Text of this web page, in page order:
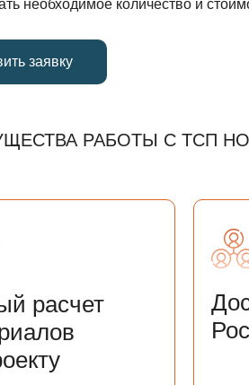
необходимое количество и
РАБОТЫ С ТСП
расчет
заявку